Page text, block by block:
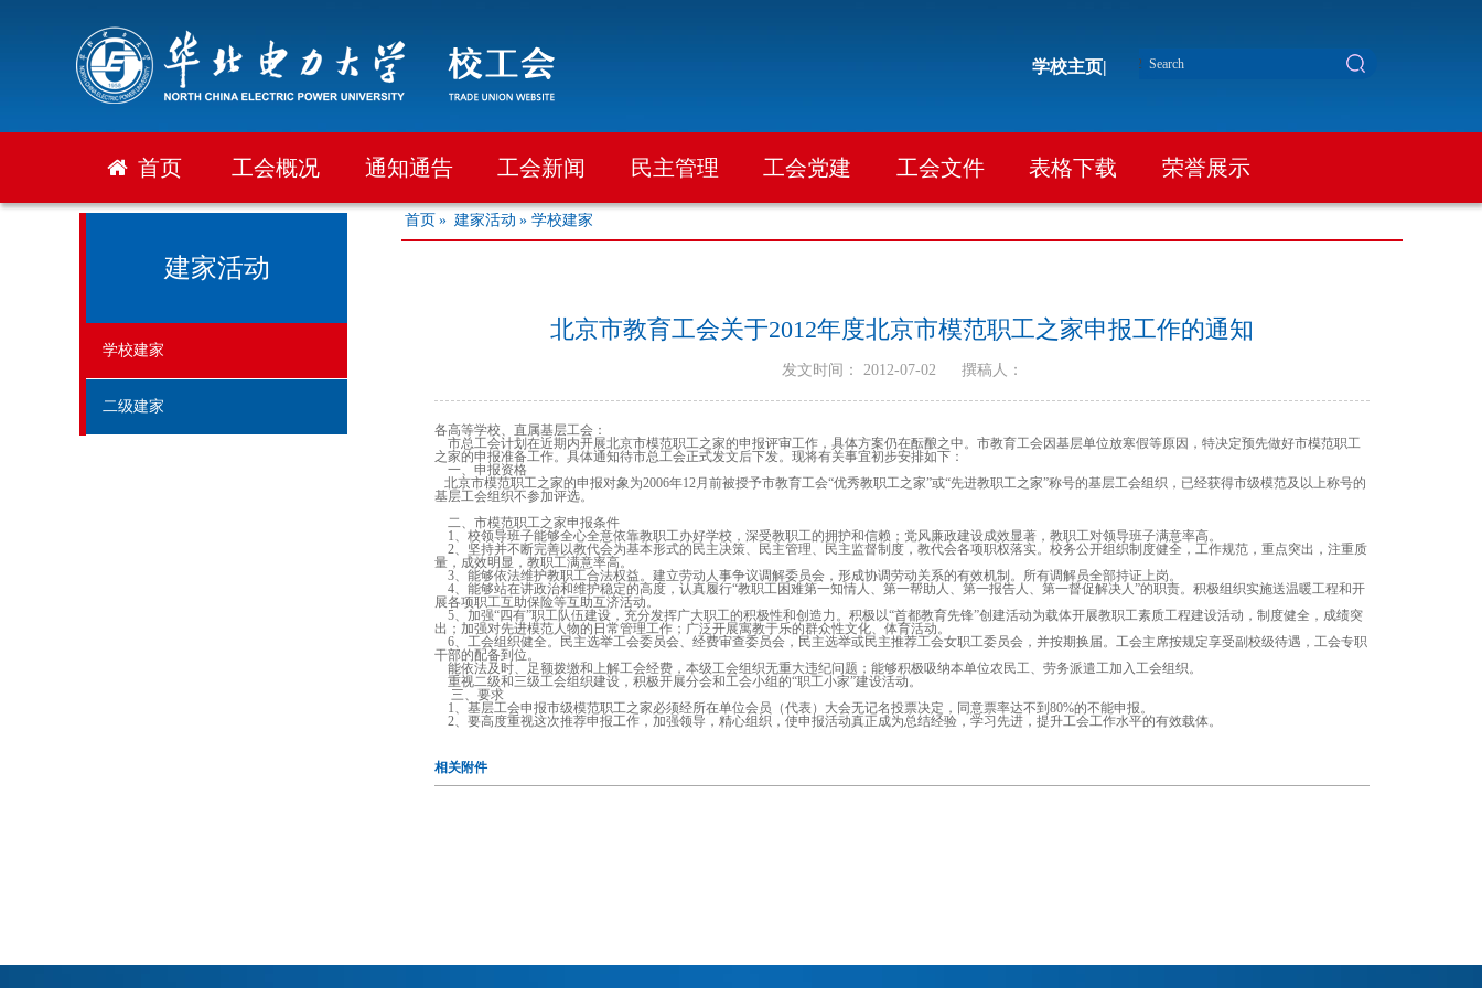
学校主页|
首页 工会概况 通知通告 工会新闻 民主管理 工会党建 工会文件 表格下载 荣誉展示
建家活动
学校建家
二级建家
首页 » 建家活动 » 学校建家
北京市教育工会关于2012年度北京市模范职工之家申报工作的通知
发文时间： 2012-07-02 撰稿人：
各高等学校、直属基层工会：
市总工会计划在近期内开展北京市模范职工之家的申报评审工作，具体方案仍在酝酿之中。市教育工会因基层单位放寒假等原因，特决定预先做好市模范职工
之家的申报准备工作。具体通知待市总工会正式发文后下发。现将有关事宜初步安排如下：
一、申报资格
北京市模范职工之家的申报对象为2006年12月前被授予市教育工会“优秀教职工之家”或“先进教职工之家”称号的基层工会组织，已经获得市级模范及以上称号的
基层工会组织不参加评选。
二、市模范职工之家申报条件
1、校领导班子能够全心全意依靠教职工办好学校，深受教职工的拥护和信赖；党风廉政建设成效显著，教职工对领导班子满意率高。
2、坚持并不断完善以教代会为基本形式的民主决策、民主管理、民主监督制度，教代会各项职权落实。校务公开组织制度健全，工作规范，重点突出，注重质
量，成效明显，教职工满意率高。
3、能够依法维护教职工合法权益。建立劳动人事争议调解委员会，形成协调劳动关系的有效机制。所有调解员全部持证上岗。
4、能够站在讲政治和维护稳定的高度，认真履行“教职工困难第一知情人、第一帮助人、第一报告人、第一督促解决人”的职责。积极组织实施送温暖工程和开
展各项职工互助保险等互助互济活动。
5、加强“四有”职工队伍建设，充分发挥广大职工的积极性和创造力。积极以“首都教育先锋”创建活动为载体开展教职工素质工程建设活动，制度健全，成绩突
出；加强对先进模范人物的日常管理工作；广泛开展寓教于乐的群众性文化、体育活动。
6、工会组织健全。民主选举工会委员会、经费审查委员会，民主选举或民主推荐工会女职工委员会，并按期换届。工会主席按规定享受副校级待遇，工会专职
干部的配备到位。
能依法及时、足额拨缴和上解工会经费，本级工会组织无重大违纪问题；能够积极吸纳本单位农民工、劳务派遣工加入工会组织。
重视二级和三级工会组织建设，积极开展分会和工会小组的“职工小家”建设活动。
三、要求
1、基层工会申报市级模范职工之家必须经所在单位会员（代表）大会无记名投票决定，同意票率达不到80%的不能申报。
2、要高度重视这次推荐申报工作，加强领导，精心组织，使申报活动真正成为总结经验，学习先进，提升工会工作水平的有效载体。
相关附件